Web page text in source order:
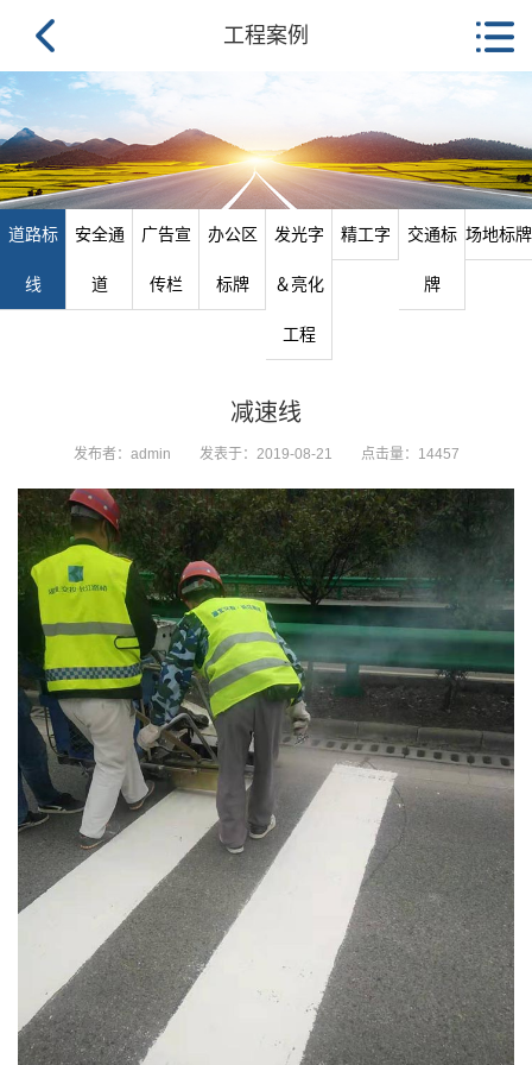
工程案例
道路标
线
安全通
道
广告宣
传栏
办公区
标牌
发光字
＆亮化
工程
精工字 交通标
牌
场地标牌
减速线
发布者：admin 发表于：2019-08-21 点击量：14457